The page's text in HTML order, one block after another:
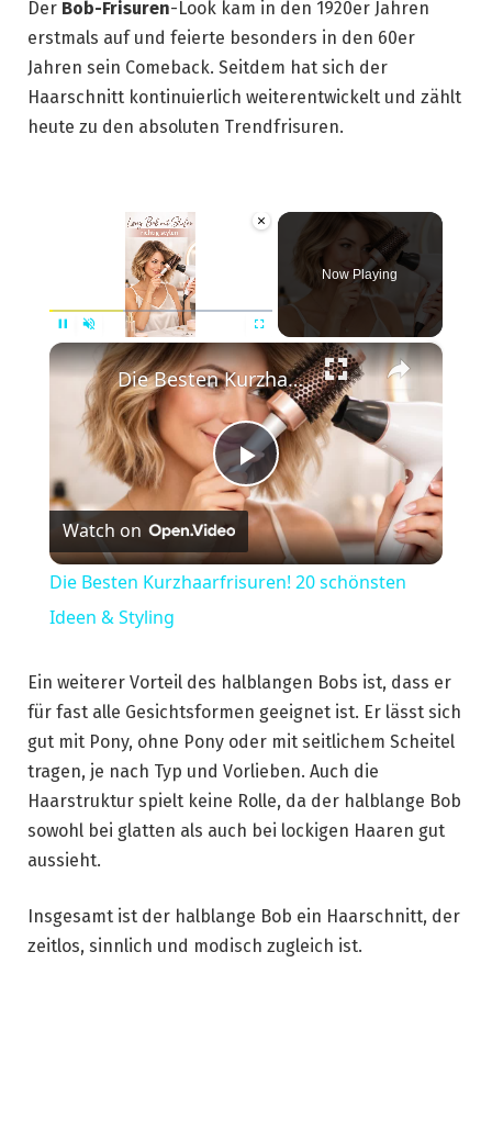
Der Bob-Frisuren-Look kam in den 1920er Jahren
erstmals auf und feierte besonders in den 60er
Jahren sein Comeback. Seitdem hat sich der
Haarschnitt kontinuierlich weiterentwickelt und zählt
heute zu den absoluten Trendfrisuren.
×
PauseUnmute Fullscreen
Now Playing
×
Play
Video
Die Besten Kurzhaarfrisuren! 20 schönsten Ideen & Styling
Watch on
Die Besten Kurzhaarfrisuren! 20 schönsten
Ideen & Styling
Ein weiterer Vorteil des halblangen Bobs ist, dass er
für fast alle Gesichtsformen geeignet ist. Er lässt sich
gut mit Pony, ohne Pony oder mit seitlichem Scheitel
tragen, je nach Typ und Vorlieben. Auch die
Haarstruktur spielt keine Rolle, da der halblange Bob
sowohl bei glatten als auch bei lockigen Haaren gut
aussieht.
Insgesamt ist der halblange Bob ein Haarschnitt, der
zeitlos, sinnlich und modisch zugleich ist.